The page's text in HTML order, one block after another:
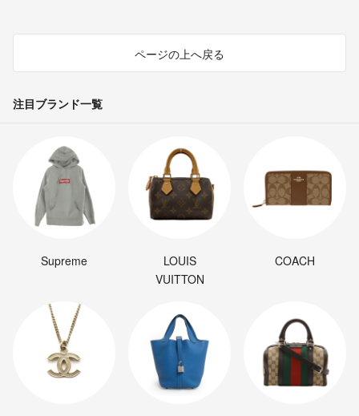
ページの上へ戻る
注目ブランド一覧
Supreme
LOUIS
VUITTON
COACH